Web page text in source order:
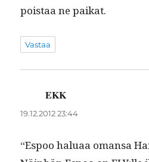
pois­taa ne paikat.
Vastaa
EKK
19.12.2012 23:44
“Espoo halu­aa omansa